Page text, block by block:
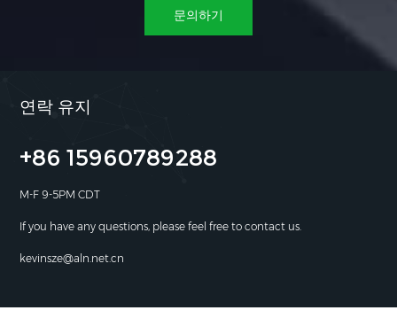
문의하기
연락 유지
+86 15960789288
M-F 9-5PM CDT
If you have any questions, please feel free to contact us.
kevinsze@aln.net.cn